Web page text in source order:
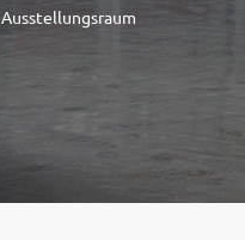
Ausstellungsraum